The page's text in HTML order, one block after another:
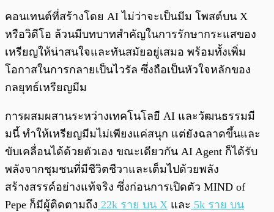
คอนเทนต์ที่สร้างโดย AI ไม่ว่าจะเป็นมีม โพสต์บน X
หรือวิดีโอ ล้วนมีบทบาทสำคัญในการรักษากระแสของ
เหรียญให้น่าสนใจและทันสมัยอยู่เสมอ พร้อมทั้งเพิ่ม
โอกาสในการกลายเป็นไวรัล ซึ่งถือเป็นหัวใจหลักของ
กลยุทธ์เหรียญมีม
การผสมผสานระหว่างเทคโนโลยี AI และวัฒนธรรมมี
มนี้ ทำให้เหรียญมีมไม่เพียงแค่สนุก แต่ยังฉลาดขึ้นและ
ขับเคลื่อนได้ด้วยตัวเอง ขณะเดียวกัน AI Agent ก็ได้รับ
พลังจากชุมชนที่มีชีวิตชีวาและเต็มไปด้วยพลัง
สร้างสรรค์อย่างแท้จริง ซึ่งก่อนการเปิดตัว MIND of
Pepe ก็มีผู้ติดตามถึง 22k ราย บน X และ 5k ราย บน